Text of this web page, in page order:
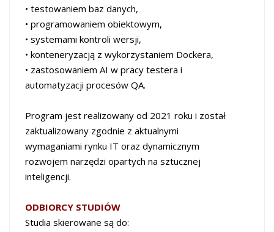
• testowaniem baz danych,
• programowaniem obiektowym,
• systemami kontroli wersji,
• konteneryzacją z wykorzystaniem Dockera,
• zastosowaniem AI w pracy testera i
automatyzacji procesów QA.
Program jest realizowany od 2021 roku i został
zaktualizowany zgodnie z aktualnymi
wymaganiami rynku IT oraz dynamicznym
rozwojem narzędzi opartych na sztucznej
inteligencji.
ODBIORCY STUDIÓW
Studia skierowane są do: